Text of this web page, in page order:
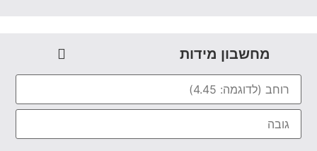
מחשבון מידות